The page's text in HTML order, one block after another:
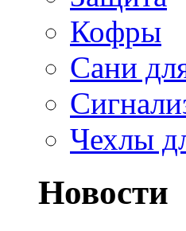
Кофры
Сани
Чехлы
Новости